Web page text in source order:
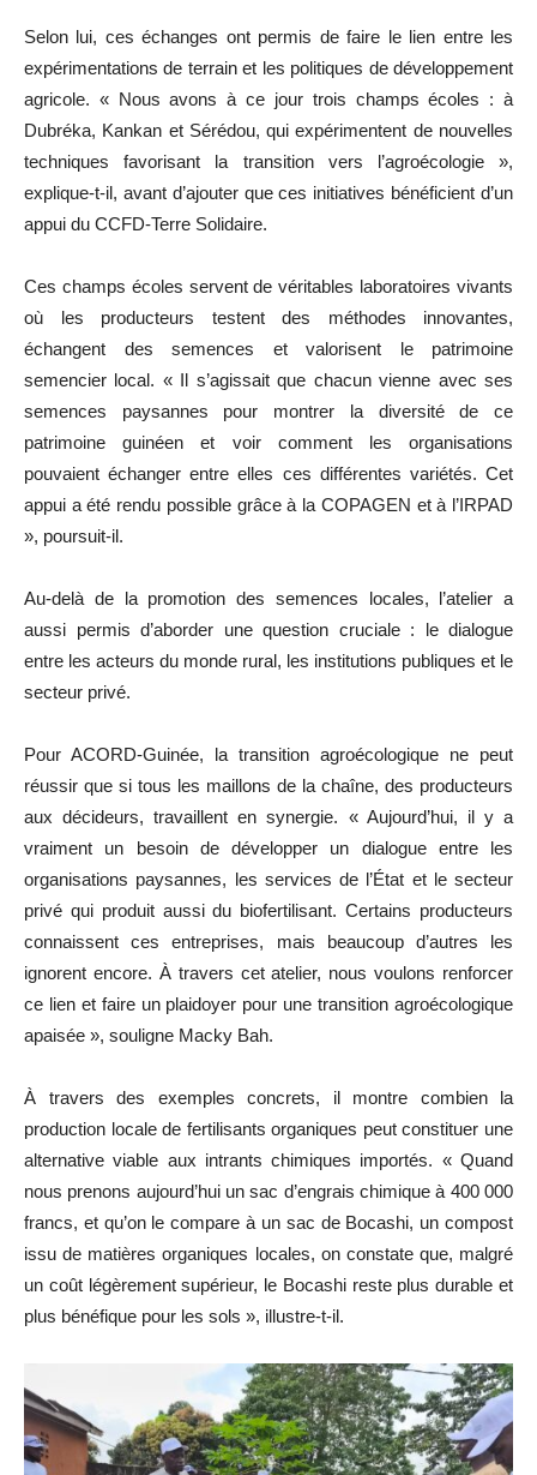
Selon lui, ces échanges ont permis de faire le lien entre les
expérimentations de terrain et les politiques de développement
agricole. « Nous avons à ce jour trois champs écoles : à
Dubréka, Kankan et Sérédou, qui expérimentent de nouvelles
techniques favorisant la transition vers l’agroécologie »,
explique-t-il, avant d’ajouter que ces initiatives bénéficient d’un
appui du CCFD-Terre Solidaire.
Ces champs écoles servent de véritables laboratoires vivants
où les producteurs testent des méthodes innovantes,
échangent des semences et valorisent le patrimoine
semencier local. « Il s’agissait que chacun vienne avec ses
semences paysannes pour montrer la diversité de ce
patrimoine guinéen et voir comment les organisations
pouvaient échanger entre elles ces différentes variétés. Cet
appui a été rendu possible grâce à la COPAGEN et à l’IRPAD
», poursuit-il.
Au-delà de la promotion des semences locales, l’atelier a
aussi permis d’aborder une question cruciale : le dialogue
entre les acteurs du monde rural, les institutions publiques et le
secteur privé.
Pour ACORD-Guinée, la transition agroécologique ne peut
réussir que si tous les maillons de la chaîne, des producteurs
aux décideurs, travaillent en synergie. « Aujourd’hui, il y a
vraiment un besoin de développer un dialogue entre les
organisations paysannes, les services de l’État et le secteur
privé qui produit aussi du biofertilisant. Certains producteurs
connaissent ces entreprises, mais beaucoup d’autres les
ignorent encore. À travers cet atelier, nous voulons renforcer
ce lien et faire un plaidoyer pour une transition agroécologique
apaisée », souligne Macky Bah.
À travers des exemples concrets, il montre combien la
production locale de fertilisants organiques peut constituer une
alternative viable aux intrants chimiques importés. « Quand
nous prenons aujourd’hui un sac d’engrais chimique à 400 000
francs, et qu’on le compare à un sac de Bocashi, un compost
issu de matières organiques locales, on constate que, malgré
un coût légèrement supérieur, le Bocashi reste plus durable et
plus bénéfique pour les sols », illustre-t-il.